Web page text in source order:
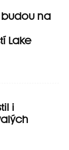
budou na
Lake
i